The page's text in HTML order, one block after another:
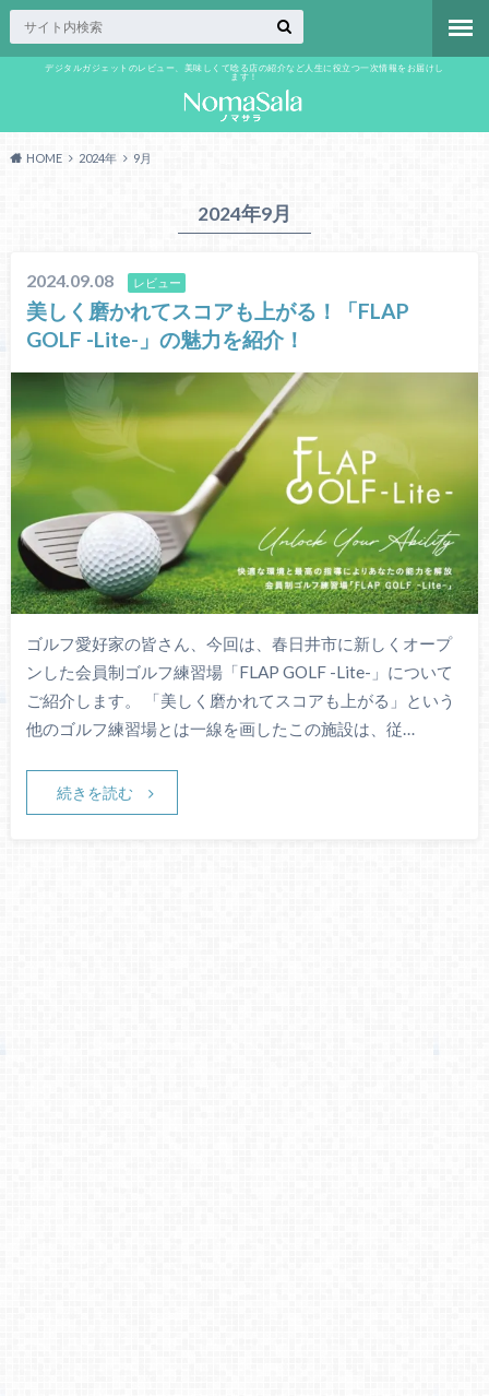
デジタルガジェットのレビュー、美味しくて唸る店の紹介など人生に役立つ一次情報をお届けし
ます！
HOME 2024年 9月
2024年9月
2024.09.08 レビュー
美しく磨かれてスコアも上がる！「FLAP
GOLF -Lite-」の魅力を紹介！
ゴルフ愛好家の皆さん、今回は、春日井市に新しくオープ
ンした会員制ゴルフ練習場「FLAP GOLF -Lite-」について
ご紹介します。 「美しく磨かれてスコアも上がる」という
他のゴルフ練習場とは一線を画したこの施設は、従…
続きを読む